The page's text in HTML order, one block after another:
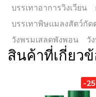
บรรเทาอาการวิงเวียน
บรรเทาพิษเเมลงสัตว์กัด
วังพรมเสลดพังพอน
วั
สินค้าที่เกี่ยวข้
-